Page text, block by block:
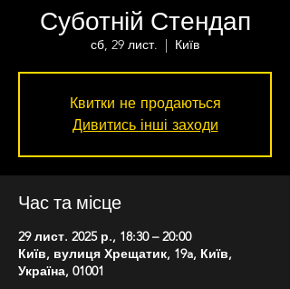
Суботній Стендап
сб, 29 лист.
  |
Київ
Квитки не продаються
Дивитись інші заходи
Час та місце
29 лист. 2025 р., 18:30 – 20:00
Київ, вулиця Хрещатик, 19a, Київ,
Україна, 01001